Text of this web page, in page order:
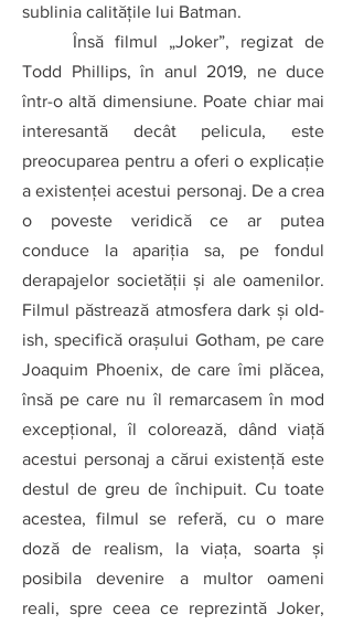
sublinia calităţile lui Batman.
Însă filmul „Joker”, regizat de
Todd Phillips, în anul 2019, ne duce
într-o altă dimensiune. Poate chiar mai
interesantă decât pelicula, este
preocuparea pentru a oferi o explicaţie
a existenţei acestui personaj. De a crea
o poveste veridică ce ar putea
conduce la apariţia sa, pe fondul
derapajelor societăţii şi ale oamenilor.
Filmul păstrează atmosfera dark şi old-
ish, specifică oraşului Gotham, pe care
Joaquim Phoenix, de care îmi plăcea,
însă pe care nu îl remarcasem în mod
excepţional, îl colorează, dând viaţă
acestui personaj a cărui existenţă este
destul de greu de închipuit. Cu toate
acestea, filmul se referă, cu o mare
doză de realism, la viaţa, soarta şi
posibila devenire a multor oameni
reali, spre ceea ce reprezintă Joker,